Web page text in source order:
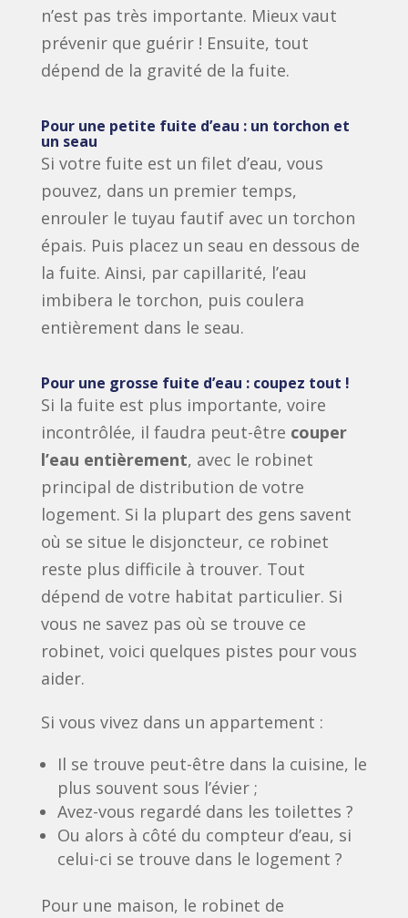
n’est pas très importante. Mieux vaut
prévenir que guérir ! Ensuite, tout
dépend de la gravité de la fuite.
Pour une petite fuite d’eau : un torchon et
un seau
Si votre fuite est un filet d’eau, vous
pouvez, dans un premier temps,
enrouler le tuyau fautif avec un torchon
épais. Puis placez un seau en dessous de
la fuite. Ainsi, par capillarité, l’eau
imbibera le torchon, puis coulera
entièrement dans le seau.
Pour une grosse fuite d’eau : coupez tout !
Si la fuite est plus importante, voire
incontrôlée, il faudra peut-être couper
l’eau entièrement, avec le robinet
principal de distribution de votre
logement. Si la plupart des gens savent
où se situe le disjoncteur, ce robinet
reste plus difficile à trouver. Tout
dépend de votre habitat particulier. Si
vous ne savez pas où se trouve ce
robinet, voici quelques pistes pour vous
aider.
Si vous vivez dans un appartement :
Il se trouve peut-être dans la cuisine, le
plus souvent sous l’évier ;
Avez-vous regardé dans les toilettes ?
Ou alors à côté du compteur d’eau, si
celui-ci se trouve dans le logement ?
Pour une maison, le robinet de